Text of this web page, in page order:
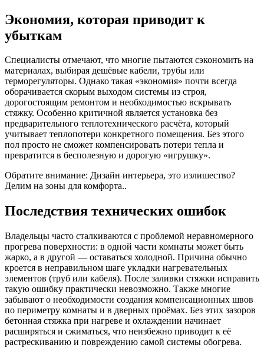
Экономия, которая приводит к
убыткам
Специалисты отмечают, что многие пытаются сэкономить на
материалах, выбирая дешёвые кабели, трубы или
терморегуляторы. Однако такая «экономия» почти всегда
оборачивается скорым выходом системы из строя,
дорогостоящим ремонтом и необходимостью вскрывать
стяжку. Особенно критичной является установка без
предварительного теплотехнического расчёта, который
учитывает теплопотери конкретного помещения. Без этого
пол просто не сможет компенсировать потери тепла и
превратится в бесполезную и дорогую «игрушку».
Обратите внимание: Дизайн интерьера, это излишество?
Делим на зоны для комфорта..
Последствия технических ошибок
Владельцы часто сталкиваются с проблемой неравномерного
прогрева поверхности: в одной части комнаты может быть
жарко, а в другой — оставаться холодной. Причина обычно
кроется в неправильном шаге укладки нагревательных
элементов (труб или кабеля). После заливки стяжки исправить
такую ошибку практически невозможно. Также многие
забывают о необходимости создания компенсационных швов
по периметру комнаты и в дверных проёмах. Без этих зазоров
бетонная стяжка при нагреве и охлаждении начинает
расширяться и сжиматься, что неизбежно приводит к её
растрескиванию и повреждению самой системы обогрева.